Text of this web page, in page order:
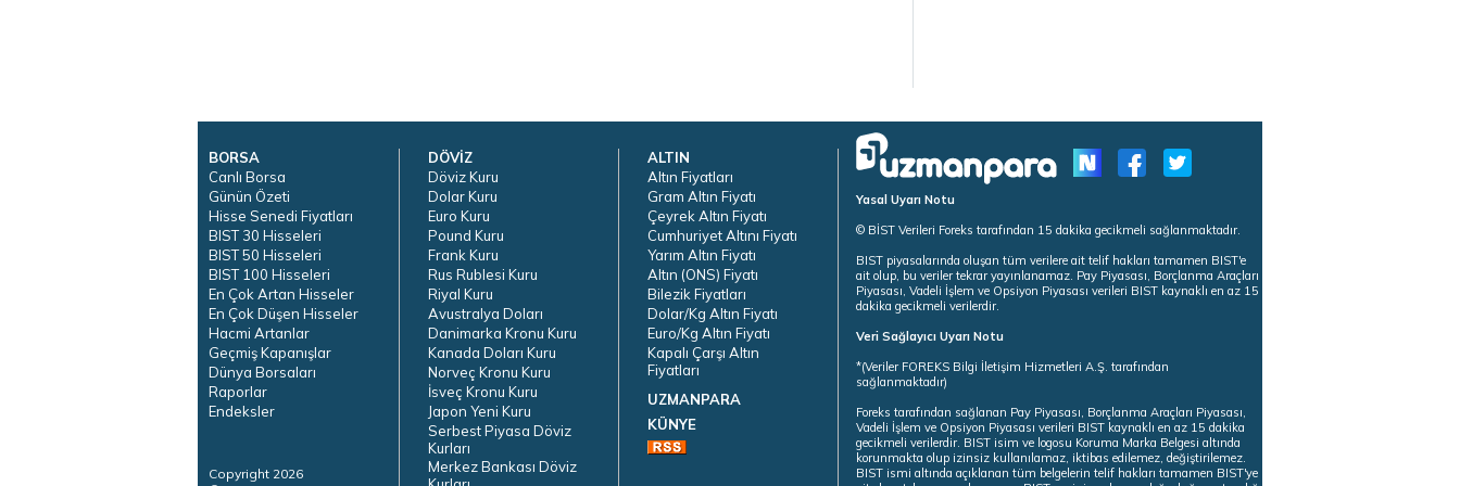
BORSA
Canlı Borsa
Günün Özeti
Hisse Senedi Fiyatları
BIST 30 Hisseleri
BIST 50 Hisseleri
BIST 100 Hisseleri
En Çok Artan Hisseler
En Çok Düşen Hisseler
Hacmi Artanlar
Geçmiş Kapanışlar
Dünya Borsaları
Raporlar
Endeksler
Copyright 2026
DÖVİZ
Döviz Kuru
Dolar Kuru
Euro Kuru
Pound Kuru
Frank Kuru
Rus Rublesi Kuru
Riyal Kuru
Avustralya Doları
Danimarka Kronu Kuru
Kanada Doları Kuru
Norveç Kronu Kuru
İsveç Kronu Kuru
Japon Yeni Kuru
Serbest Piyasa Döviz
Kurları
Merkez Bankası Döviz
ALTIN
Altın Fiyatları
Gram Altın Fiyatı
Çeyrek Altın Fiyatı
Cumhuriyet Altını Fiyatı
Yarım Altın Fiyatı
Altın (ONS) Fiyatı
Bilezik Fiyatları
Dolar/Kg Altın Fiyatı
Euro/Kg Altın Fiyatı
Kapalı Çarşı Altın
Fiyatları
UZMANPARA
KÜNYE
Yasal Uyarı Notu
© BİST Verileri Foreks tarafından 15 dakika gecikmeli sağlanmaktadır.
BIST piyasalarında oluşan tüm verilere ait telif hakları tamamen BIST'e
ait olup, bu veriler tekrar yayınlanamaz. Pay Piyasası, Borçlanma Araçları
Piyasası, Vadeli İşlem ve Opsiyon Piyasası verileri BIST kaynaklı en az 15
dakika gecikmeli verilerdir.
Veri Sağlayıcı Uyarı Notu
*(Veriler FOREKS Bilgi İletişim Hizmetleri A.Ş. tarafından
sağlanmaktadır)
Foreks tarafından sağlanan Pay Piyasası, Borçlanma Araçları Piyasası,
Vadeli İşlem ve Opsiyon Piyasası verileri BIST kaynaklı en az 15 dakika
gecikmeli verilerdir. BIST isim ve logosu Koruma Marka Belgesi altında
korunmakta olup izinsiz kullanılamaz, iktibas edilemez, değiştirilemez.
BIST ismi altında açıklanan tüm belgelerin telif hakları tamamen BIST'ye